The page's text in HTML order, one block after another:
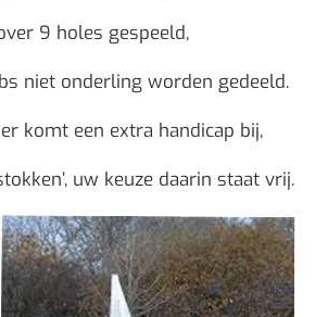
9 holes gespeeld,
niet onderling worden gedeeld.
komt een extra handicap bij,
uw keuze daarin staat vrij.